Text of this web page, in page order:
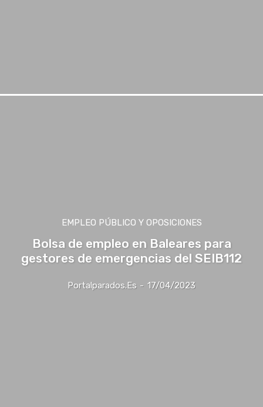
EMPLEO PÚBLICO Y OPOSICIONES
Bolsa de empleo en Baleares para
gestores de emergencias del SEIB112
Portalparados.es - 17/04/2023